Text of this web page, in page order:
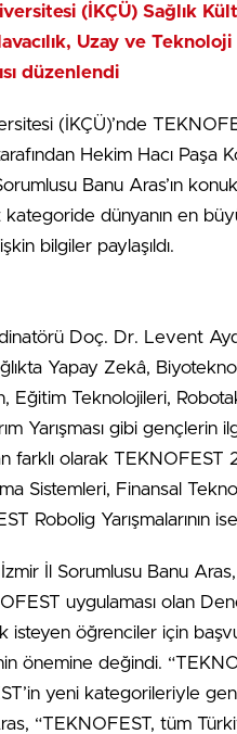
(İKÇÜ) Sağlık
Uzay ve
düzenlendi
(İKÇÜ)’nde
tarafından Hekim Hacı
Banu Aras’ın
dünyanın en
bilgiler paylaşıldı.
Doç. Dr. Levent
Yapay Zekâ,
Eğitim Teknolojileri,
Yarışması gibi gençlerin
farklı olarak
Sistemleri, Finansal
Robolig Yarışmalarının
İl Sorumlusu Banu
uygulaması olan
isteyen öğrenciler için
önemine değindi.
yeni kategorileriyle
“TEKNOFEST, tüm